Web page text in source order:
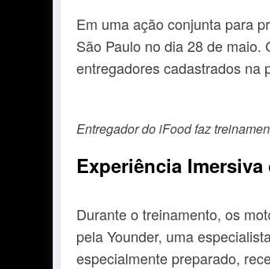
Em uma ação conjunta para
São Paulo no dia 28 de
entregadores cadastrados na
Entregador do iFood faz
Experiência
Durante o treinamento, os
pela Younder, uma
especialmente preparado,